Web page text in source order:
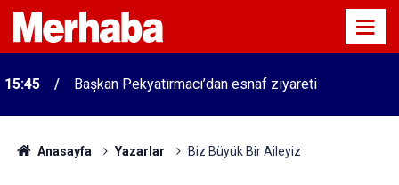
15:45 Başkan Pekyatırmacı’dan esnaf ziyareti
Anasayfa Yazarlar Biz Büyük Bir Aileyiz